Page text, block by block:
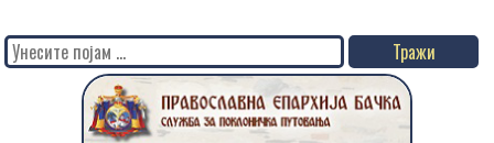
Search
for: